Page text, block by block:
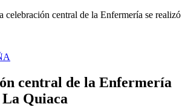
celebración central de la Enfermería se realizó
central de la Enfermería
La Quiaca